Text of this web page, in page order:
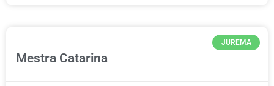
JUREMA
Mestra Catarina